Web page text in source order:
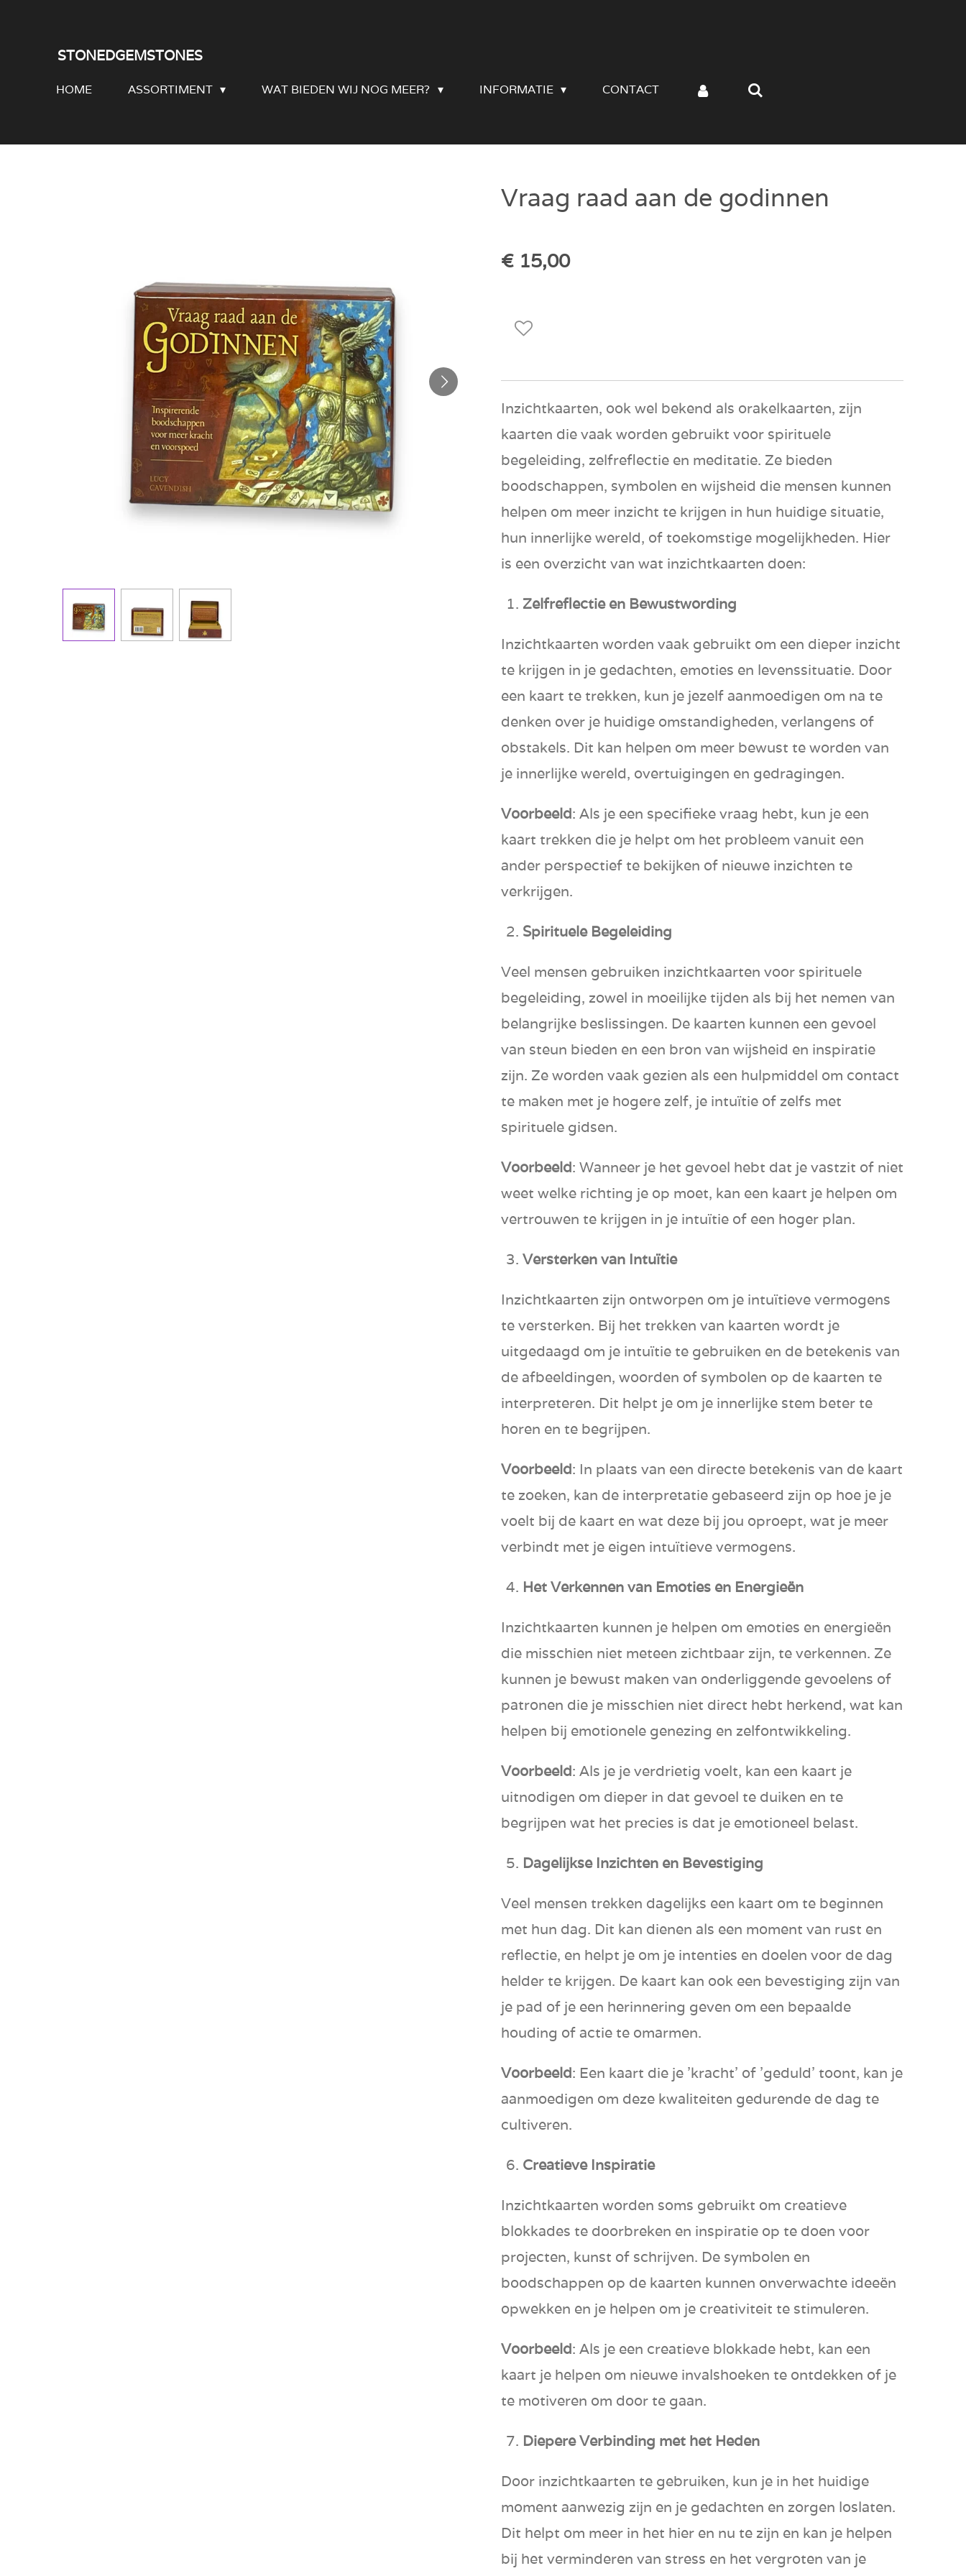
STONEDGEMSTONES
HOME ASSORTIMENT WAT BIEDEN WIJ NOG MEER? INFORMATIE CONTACT
Vraag raad aan de godinnen
€ 15,00
Inzichtkaarten, ook wel bekend als orakelkaarten, zijn
kaarten die vaak worden gebruikt voor spirituele
begeleiding, zelfreflectie en meditatie. Ze bieden
boodschappen, symbolen en wijsheid die mensen kunnen
helpen om meer inzicht te krijgen in hun huidige situatie,
hun innerlijke wereld, of toekomstige mogelijkheden. Hier
is een overzicht van wat inzichtkaarten doen:
Zelfreflectie en Bewustwording
Inzichtkaarten worden vaak gebruikt om een dieper inzicht
te krijgen in je gedachten, emoties en levenssituatie. Door
een kaart te trekken, kun je jezelf aanmoedigen om na te
denken over je huidige omstandigheden, verlangens of
obstakels. Dit kan helpen om meer bewust te worden van
je innerlijke wereld, overtuigingen en gedragingen.
Voorbeeld: Als je een specifieke vraag hebt, kun je een
kaart trekken die je helpt om het probleem vanuit een
ander perspectief te bekijken of nieuwe inzichten te
verkrijgen.
Spirituele Begeleiding
Veel mensen gebruiken inzichtkaarten voor spirituele
begeleiding, zowel in moeilijke tijden als bij het nemen van
belangrijke beslissingen. De kaarten kunnen een gevoel
van steun bieden en een bron van wijsheid en inspiratie
zijn. Ze worden vaak gezien als een hulpmiddel om contact
te maken met je hogere zelf, je intuïtie of zelfs met
spirituele gidsen.
Voorbeeld: Wanneer je het gevoel hebt dat je vastzit of niet
weet welke richting je op moet, kan een kaart je helpen om
vertrouwen te krijgen in je intuïtie of een hoger plan.
Versterken van Intuïtie
Inzichtkaarten zijn ontworpen om je intuïtieve vermogens
te versterken. Bij het trekken van kaarten wordt je
uitgedaagd om je intuïtie te gebruiken en de betekenis van
de afbeeldingen, woorden of symbolen op de kaarten te
interpreteren. Dit helpt je om je innerlijke stem beter te
horen en te begrijpen.
Voorbeeld: In plaats van een directe betekenis van de kaart
te zoeken, kan de interpretatie gebaseerd zijn op hoe je je
voelt bij de kaart en wat deze bij jou oproept, wat je meer
verbindt met je eigen intuïtieve vermogens.
Het Verkennen van Emoties en Energieën
Inzichtkaarten kunnen je helpen om emoties en energieën
die misschien niet meteen zichtbaar zijn, te verkennen. Ze
kunnen je bewust maken van onderliggende gevoelens of
patronen die je misschien niet direct hebt herkend, wat kan
helpen bij emotionele genezing en zelfontwikkeling.
Voorbeeld: Als je je verdrietig voelt, kan een kaart je
uitnodigen om dieper in dat gevoel te duiken en te
begrijpen wat het precies is dat je emotioneel belast.
Dagelijkse Inzichten en Bevestiging
Veel mensen trekken dagelijks een kaart om te beginnen
met hun dag. Dit kan dienen als een moment van rust en
reflectie, en helpt je om je intenties en doelen voor de dag
helder te krijgen. De kaart kan ook een bevestiging zijn van
je pad of je een herinnering geven om een bepaalde
houding of actie te omarmen.
Voorbeeld: Een kaart die je 'kracht' of 'geduld' toont, kan je
aanmoedigen om deze kwaliteiten gedurende de dag te
cultiveren.
Creatieve Inspiratie
Inzichtkaarten worden soms gebruikt om creatieve
blokkades te doorbreken en inspiratie op te doen voor
projecten, kunst of schrijven. De symbolen en
boodschappen op de kaarten kunnen onverwachte ideeën
opwekken en je helpen om je creativiteit te stimuleren.
Voorbeeld: Als je een creatieve blokkade hebt, kan een
kaart je helpen om nieuwe invalshoeken te ontdekken of je
te motiveren om door te gaan.
Diepere Verbinding met het Heden
Door inzichtkaarten te gebruiken, kun je in het huidige
moment aanwezig zijn en je gedachten en zorgen loslaten.
Dit helpt om meer in het hier en nu te zijn en kan je helpen
bij het verminderen van stress en het vergroten van je